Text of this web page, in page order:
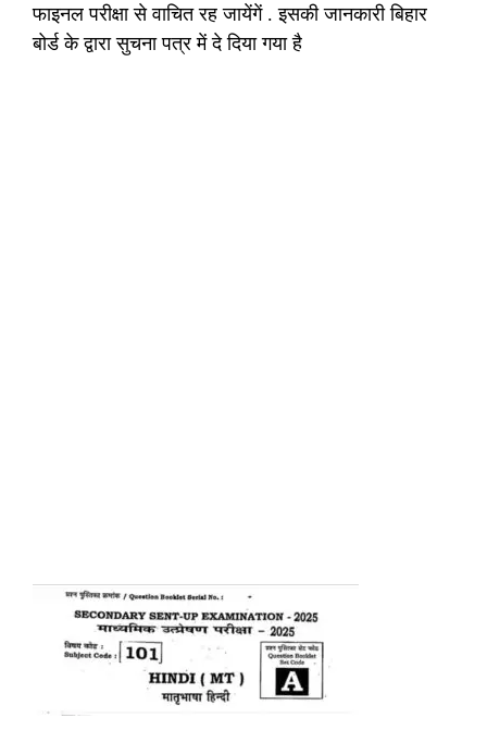
फाइनल परीक्षा से वाचित रह जायेंगें . इसकी जानकारी बिहार
बोर्ड के द्वारा सुचना पत्र में दे दिया गया है